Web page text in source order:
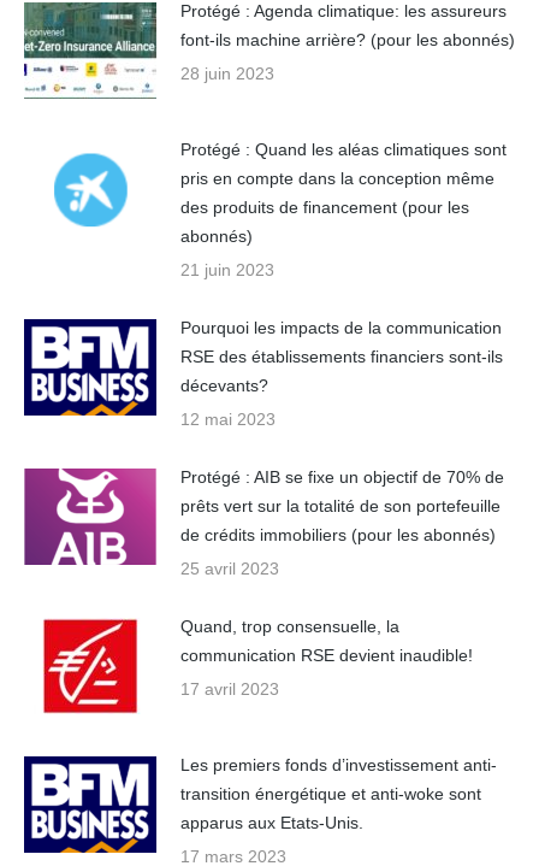
Protégé : Agenda climatique: les assureurs
font-ils machine arrière? (pour les abonnés)
28 juin 2023
Protégé : Quand les aléas climatiques sont
pris en compte dans la conception même
des produits de financement (pour les
abonnés)
21 juin 2023
Pourquoi les impacts de la communication
RSE des établissements financiers sont-ils
décevants?
12 mai 2023
Protégé : AIB se fixe un objectif de 70% de
prêts vert sur la totalité de son portefeuille
de crédits immobiliers (pour les abonnés)
25 avril 2023
Quand, trop consensuelle, la
communication RSE devient inaudible!
17 avril 2023
Les premiers fonds d’investissement anti-
transition énergétique et anti-woke sont
apparus aux Etats-Unis.
17 mars 2023